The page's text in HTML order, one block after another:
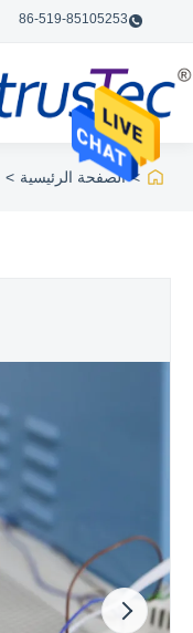
86-519-85105253
> الصفحة الرئيسية >